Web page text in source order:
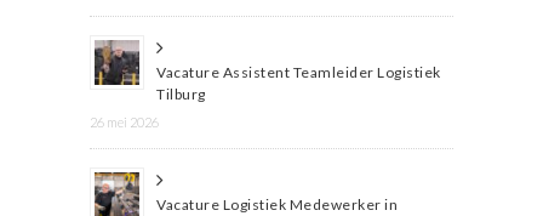
Vacature Assistent Teamleider Logistiek
Tilburg
26 mei 2026
Vacature Logistiek Medewerker in